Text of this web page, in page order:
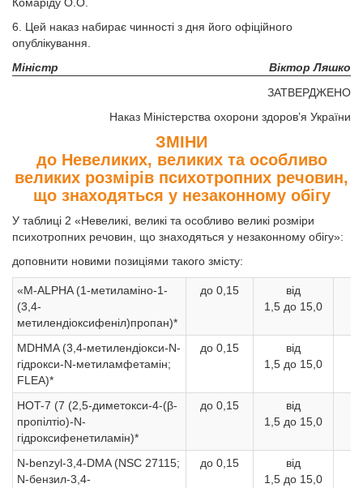
6. Цей наказ набирає чинності з дня його офіційного
опублікування.
Міністр
Віктор Ляшко
ЗАТВЕРДЖЕНО
Наказ Міністерства охорони здоров’я України
ЗМІНИ
до Невеликих, великих та особливо
великих розмірів психотропних речовин,
що знаходяться у незаконному обігу
У таблиці 2 «Невеликі, великі та особливо великі розміри
психотропних речовин, що знаходяться у незаконному обігу»:
доповнити новими позиціями такого змісту:
«M-ALPHA (1-метиламіно-1-
(3,4-
метилендіоксифеніл)пропан)*
до 0,15
від
1,5 до 15,0
MDHMA (3,4-метилендіокси-N-
гідрокси-N-метиламфетамін;
FLEA)*
до 0,15
від
1,5 до 15,0
HOT-7 (7 (2,5-диметокси-4-(β-
пропілтіо)-N-
гідроксифенетиламін)*
до 0,15
від
1,5 до 15,0
N-benzyl-3,4-DMA (NSC 27115;
N-бензил-3,4-
до 0,15
від
1,5 до 15,0